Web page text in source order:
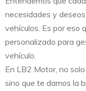
necesidades y
vehículos. Es por eso
personalizado para
vehículo.
En LB2 Motor, no
sino que te damos la